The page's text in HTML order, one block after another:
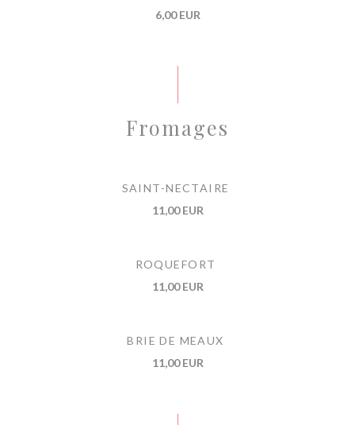
6,00 EUR
Fromages
SAINT-NECTAIRE
11,00 EUR
ROQUEFORT
11,00 EUR
BRIE DE MEAUX
11,00 EUR